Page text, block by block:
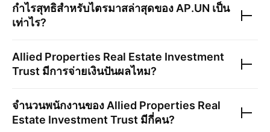
กำไรสุทธิสำหรับไตรมาสล่าสุดของ AP.UN เป็น
เท่าไร?
Allied Properties Real Estate Investment
Trust มีการจ่ายเงินปันผลไหม?
จำนวนพนักงานของ Allied Properties Real
Estate Investment Trust มีกี่คน?